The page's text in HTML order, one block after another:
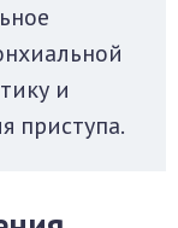
и
приступа.